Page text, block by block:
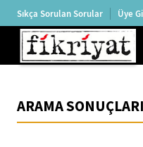
Sıkça Sorulan Sorular Üye
ARAMA SONUÇLARI